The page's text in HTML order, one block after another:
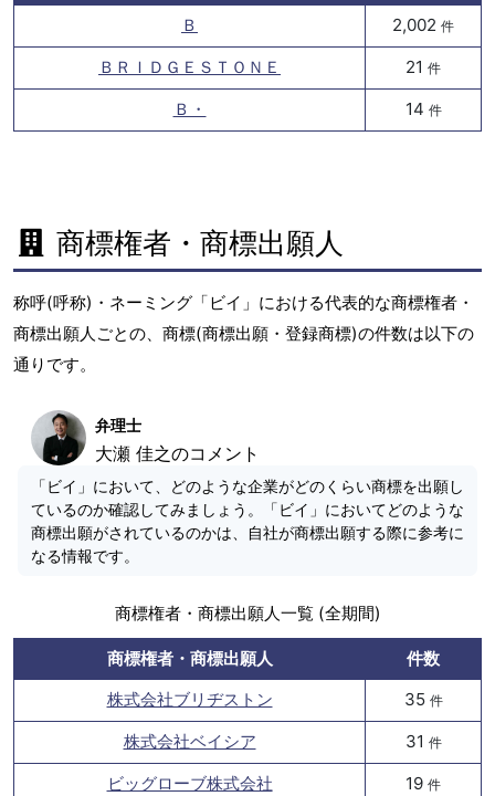
Ｂ
2,002 件
ＢＲＩＤＧＥＳＴＯＮＥ 21 件
Ｂ・ 14 件
商標権者・商標出願人
称呼(呼称)・ネーミング「ビイ」における代表的な商標権者・
商標出願人ごとの、商標(商標出願・登録商標)の件数は以下の
通りです。
弁理士
大瀬 佳之のコメント
「ビイ」において、どのような企業がどのくらい商標を出願し
ているのか確認してみましょう。「ビイ」においてどのような
商標出願がされているのかは、自社が商標出願する際に参考に
なる情報です。
商標権者・商標出願人一覧 (全期間)
商標権者・商標出願人
件数
株式会社ブリヂストン
35 件
株式会社ベイシア 31 件
ビッグローブ株式会社 19 件